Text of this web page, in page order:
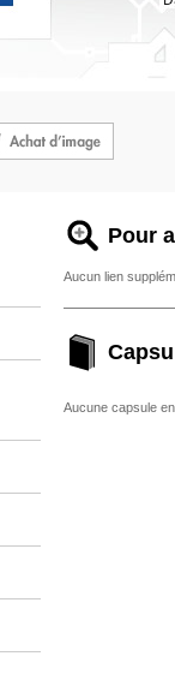
Pour
Aucun lien
Aucune capsule